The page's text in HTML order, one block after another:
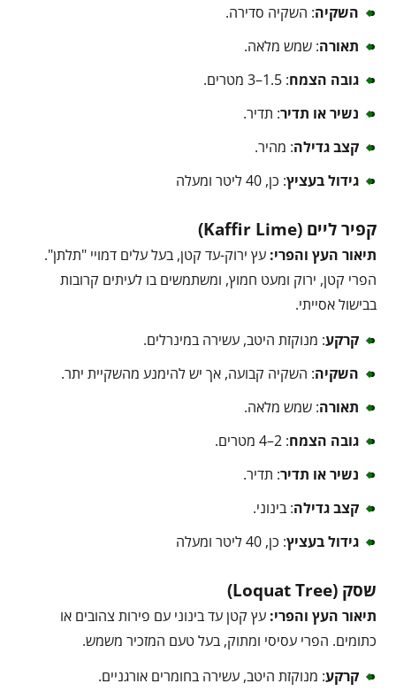
השקיה: השקיה סדירה.
תאורה: שמש מלאה.
גובה הצמח: 1.5–3 מטרים.
נשיר או תדיר: תדיר.
קצב גדילה: מהיר.
גידול בעציץ: כן, 40 ליטר ומעלה
קפיר ליים (Kaffir Lime)
תיאור העץ והפרי:עץ ירוק-עד קטן, בעל עלים דמויי "תלתן".
הפרי קטן, ירוק ומעט חמוץ, ומשתמשים בו לעיתים קרובות
בבישול אסייתי.
קרקע: מנוקזת היטב, עשירה במינרלים.
השקיה: השקיה קבועה, אך יש להימנע מהשקיית יתר.
תאורה: שמש מלאה.
גובה הצמח: 2–4 מטרים.
נשיר או תדיר: תדיר.
קצב גדילה: בינוני.
גידול בעציץ: כן, 40 ליטר ומעלה
שסק (Loquat Tree)
תיאור העץ והפרי:עץ קטן עד בינוני עם פירות צהובים או
כתומים. הפרי עסיסי ומתוק, בעל טעם המזכיר משמש.
קרקע: מנוקזת היטב, עשירה בחומרים אורגניים.